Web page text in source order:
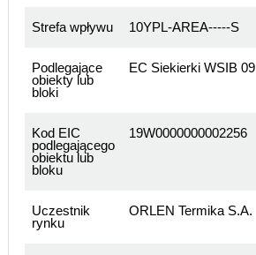
Strefa wpływu 10YPL-AREA-----S
Podlegające
obiekty lub
bloki
EC Siekierki WSIB 09
Kod EIC
podlegającego
obiektu lub
bloku
19W0000000002256
Uczestnik
rynku
ORLEN Termika S.A.